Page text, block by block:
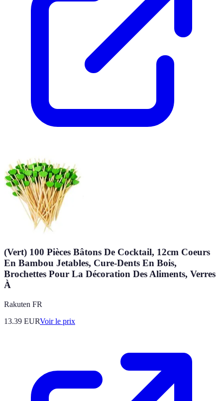
(Vert) 100 Pièces Bâtons De Cocktail, 12cm Coeurs
En Bambou Jetables, Cure-Dents En Bois,
Brochettes Pour La Décoration Des Aliments, Verres
À
Rakuten FR
13.39 EURVoir le prix